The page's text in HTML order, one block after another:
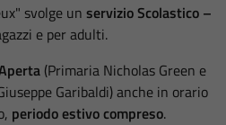
svolge un servizio Scolastico –
e per adulti.
(Primaria Nicholas Green e
Garibaldi) anche in orario
periodo estivo compreso.